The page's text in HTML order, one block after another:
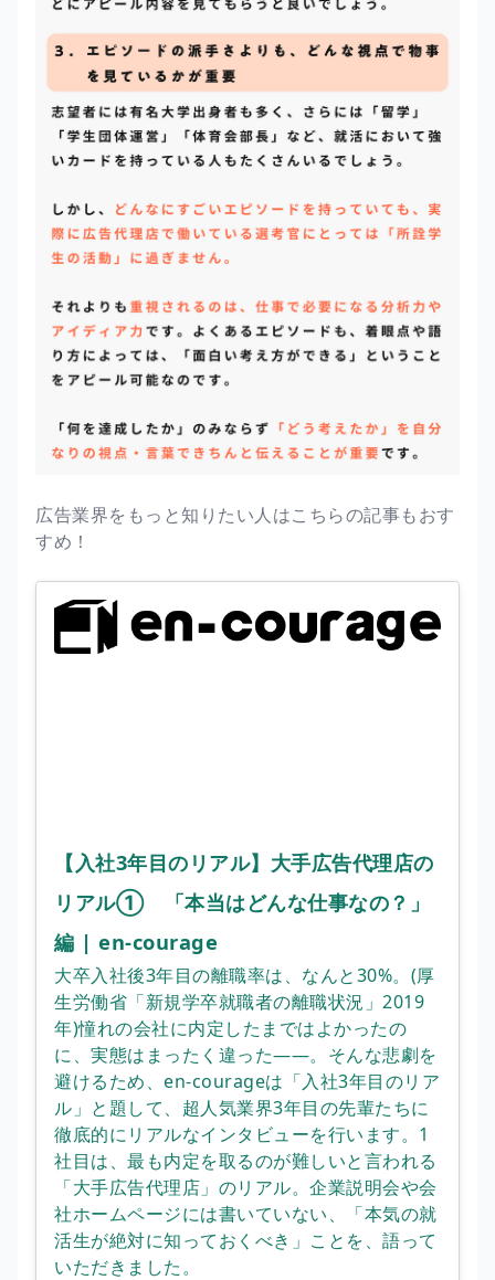
広告業界をもっと知りたい人はこちらの記事もおす
すめ！
【入社3年目のリアル】大手広告代理店の
リアル① 「本当はどんな仕事なの？」
編 | en-courage
大卒入社後3年目の離職率は、なんと30%。(厚
生労働省「新規学卒就職者の離職状況」2019
年)憧れの会社に内定したまではよかったの
に、実態はまったく違った――。そんな悲劇を
避けるため、en-courageは「入社3年目のリア
ル」と題して、超人気業界3年目の先輩たちに
徹底的にリアルなインタビューを行います。1
社目は、最も内定を取るのが難しいと言われる
「大手広告代理店」のリアル。企業説明会や会
社ホームページには書いていない、「本気の就
活生が絶対に知っておくべき」ことを、語って
いただきました。